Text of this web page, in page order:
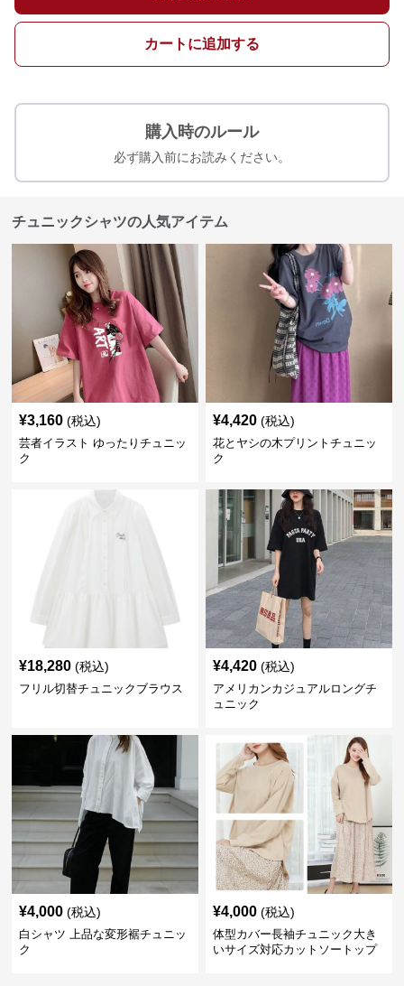
カートに追加する
購入時のルール
必ず購入前にお読みください。
チュニックシャツの人気アイテム
¥3,160 (税込)
芸者イラスト ゆったりチュニッ
ク
¥4,420 (税込)
花とヤシの木プリントチュニッ
ク
¥18,280 (税込)
フリル切替チュニックブラウス
¥4,420 (税込)
アメリカンカジュアルロングチ
ュニック
¥4,000 (税込)
白シャツ 上品な変形裾チュニッ
ク
¥4,000 (税込)
体型カバー長袖チュニック大き
いサイズ対応カットソートップ